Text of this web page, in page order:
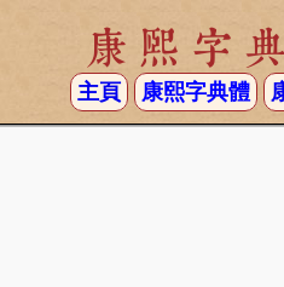
康熙字
主頁 康熙字典體